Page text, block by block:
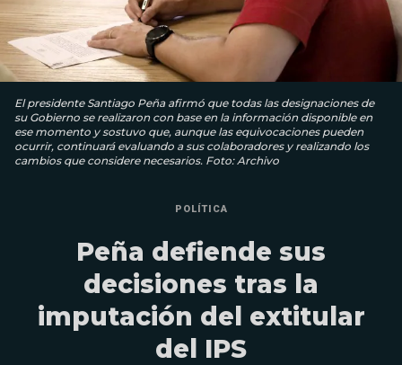
El presidente Santiago Peña afirmó que todas las designaciones de
su Gobierno se realizaron con base en la información disponible en
ese momento y sostuvo que, aunque las equivocaciones pueden
ocurrir, continuará evaluando a sus colaboradores y realizando los
cambios que considere necesarios. Foto: Archivo
POLÍTICA
Peña defiende sus
decisiones tras la
imputación del extitular
del IPS